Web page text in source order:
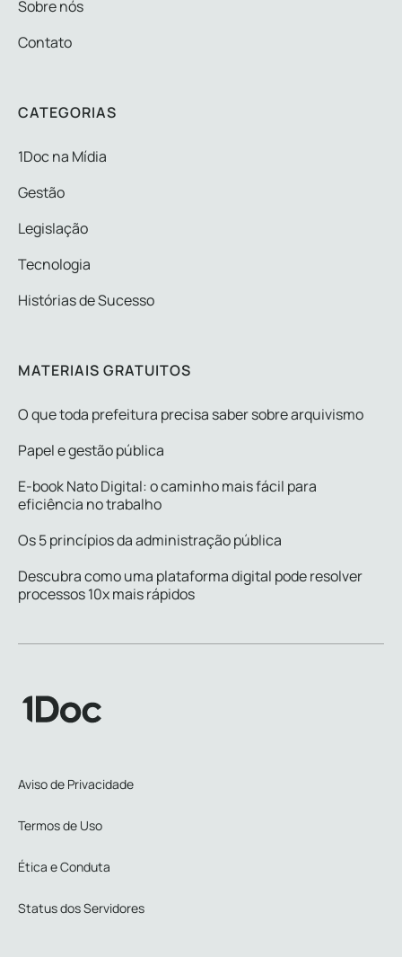
Sobre nós
Contato
CATEGORIAS
1Doc na Mídia
Gestão
Legislação
Tecnologia
Histórias de Sucesso
MATERIAIS GRATUITOS
O que toda prefeitura precisa saber sobre arquivismo
Papel e gestão pública
E-book Nato Digital: o caminho mais fácil para
eficiência no trabalho
Os 5 princípios da administração pública
Descubra como uma plataforma digital pode resolver
processos 10x mais rápidos
Aviso de Privacidade
Termos de Uso
Ética e Conduta
Status dos Servidores